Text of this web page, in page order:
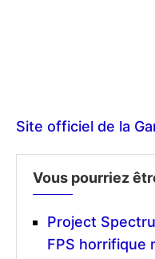
Site officiel de la
Vous pourriez
Project
FPS horrifique